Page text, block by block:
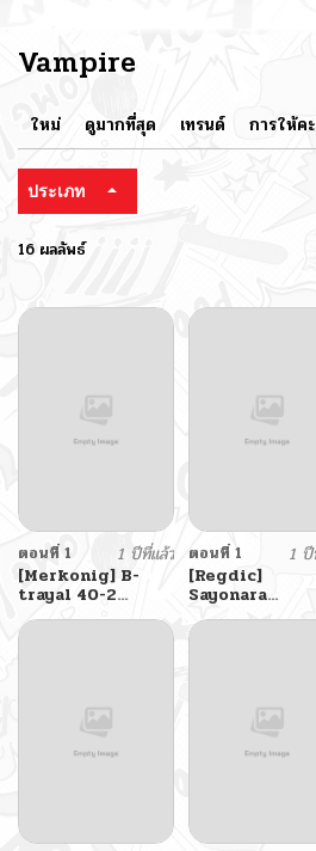
Vampire
ใหม่ ดูมากที่สุด เทรนด์ การให้ค
ประเภท
16 ผลลัพธ์
ตอนที่ 1
1 ปีที่แล้ว
[Merkonig] B-
trayal 40-2
Albedo
(Overlord)
ตอนที่ 1
1 ปี
[Regdic]
Sayonara
Succubus-